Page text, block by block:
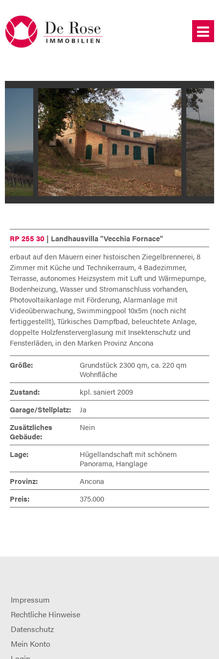
RP 255 30 | Landhausvilla "Vecchia Fornace"
erbaut auf den Mauern einer histoischen Ziegelbrennerei, 8
Zimmer mit Küche und Technikerraum, 4 Badezimmer,
Terrasse, autonomes Heizsystem mit Luft und Wärmepumpe,
Bodenheizung, Wasser und Stromanschluss vorhanden,
Photovoltaikanlage mit Förderung, Alarmanlage mit
Videoüberwachung, Swimmingpool 10x5m (noch nicht
fertiggestellt), Türkisches Dampfbad, beleuchtete Anlage,
doppelte Holzfensterverglasung mit Insektenschutz und
Fensterläden, in den Marken Provinz Ancona
Größe:
Grundstück 2300 qm, ca. 220 qm
Wohnfläche
Zustand:
kpl. saniert 2009
Garage/Stellplatz:
Ja
Zusätzliches
Gebäude:
Nein
Lage:
Hügellandschaft mit schönem
Panorama, Hanglage
Provinz:
Ancona
Preis:
375.000
Impressum
Rechtliche Hinweise
Datenschutz
Mein Konto